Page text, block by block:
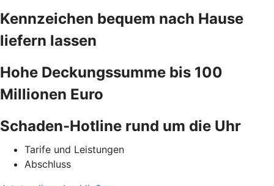
Kennzeichen bequem nach Hause
liefern lassen
Hohe Deckungssumme bis 100
Millionen Euro
Schaden-Hotline rund um die Uhr
Tarife und Leistungen
Abschluss